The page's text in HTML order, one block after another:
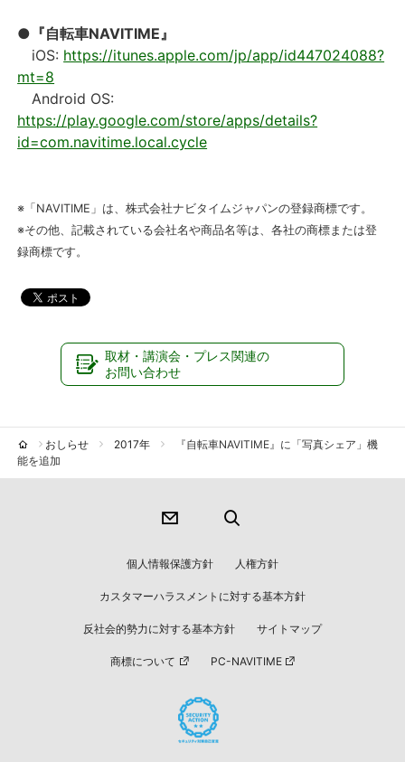
●『自転車NAVITIME』
iOS: https://itunes.apple.com/jp/app/id447024088?
mt=8
Android OS:
https://play.google.com/store/apps/details?
id=com.navitime.local.cycle
※「NAVITIME」は、株式会社ナビタイムジャパンの登録商標です。
※その他、記載されている会社名や商品名等は、各社の商標または登
録商標です。
取材・講演会・プレス関連の
お問い合わせ
おしらせ 2017年
『自転車NAVITIME』に「写真シェア」機
能を追加
個人情報保護方針 人権方針
カスタマーハラスメントに対する基本方針
反社会的勢力に対する基本方針 サイトマップ
商標について PC-NAVITIME